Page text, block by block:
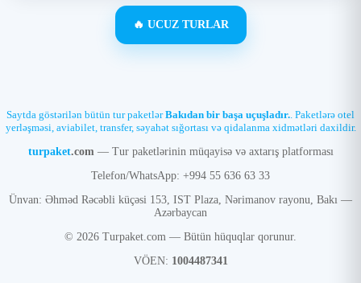
🔥 UCUZ TURLAR
Saytda göstərilən bütün tur paketlərBakıdan bir başa uçuşladır.. Paketlərə otel
yerləşməsi, aviabilet, transfer, səyahət sığortası və qidalanma xidmətləri daxildir.
turpaket.com— Tur paketlərinin müqayisə və axtarış platforması
Telefon/WhatsApp: +994 55 636 63 33
Ünvan: Əhməd Rəcəbli küçəsi 153, IST Plaza, Nərimanov rayonu, Bakı —
Azərbaycan
© 2026 Turpaket.com — Bütün hüquqlar qorunur.
VÖEN: 1004487341